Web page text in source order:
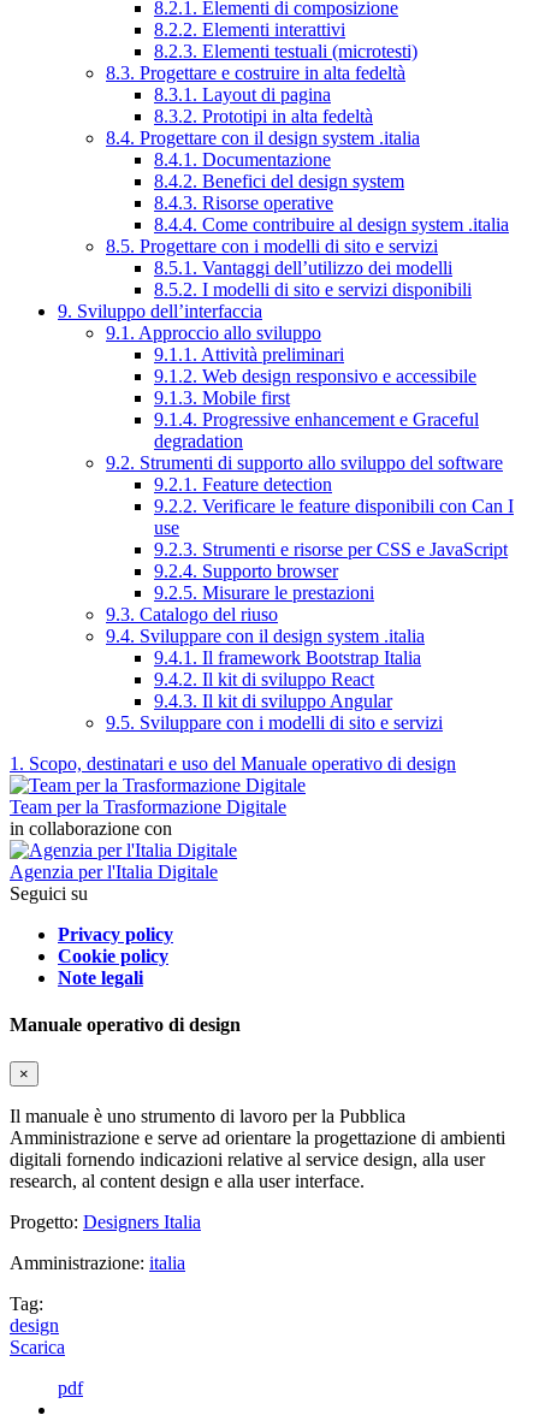
8.2.1. Elementi di composizione
8.2.2. Elementi interattivi
8.2.3. Elementi testuali (microtesti)
8.3. Progettare e costruire in alta fedeltà
8.3.1. Layout di pagina
8.3.2. Prototipi in alta fedeltà
8.4. Progettare con il design system .italia
8.4.1. Documentazione
8.4.2. Benefici del design system
8.4.3. Risorse operative
8.4.4. Come contribuire al design system .italia
8.5. Progettare con i modelli di sito e servizi
8.5.1. Vantaggi dell’utilizzo dei modelli
8.5.2. I modelli di sito e servizi disponibili
9. Sviluppo dell’interfaccia
9.1. Approccio allo sviluppo
9.1.1. Attività preliminari
9.1.2. Web design responsivo e accessibile
9.1.3. Mobile first
9.1.4. Progressive enhancement e Graceful
degradation
9.2. Strumenti di supporto allo sviluppo del software
9.2.1. Feature detection
9.2.2. Verificare le feature disponibili con Can I
use
9.2.3. Strumenti e risorse per CSS e JavaScript
9.2.4. Supporto browser
9.2.5. Misurare le prestazioni
9.3. Catalogo del riuso
9.4. Sviluppare con il design system .italia
9.4.1. Il framework Bootstrap Italia
9.4.2. Il kit di sviluppo React
9.4.3. Il kit di sviluppo Angular
9.5. Sviluppare con i modelli di sito e servizi
1. Scopo, destinatari e uso del Manuale operativo di design
Team per la Trasformazione Digitale
in collaborazione con
Agenzia per l'Italia Digitale
Seguici su
Privacy policy
Cookie policy
Note legali
Manuale operativo di design
×
Il manuale è uno strumento di lavoro per la Pubblica
Amministrazione e serve ad orientare la progettazione di ambienti
digitali fornendo indicazioni relative al service design, alla user
research, al content design e alla user interface.
Progetto: Designers Italia
Amministrazione: italia
Tag:
design
Scarica
pdf